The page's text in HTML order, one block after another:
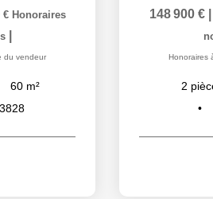
€ Honoraires
du vendeur
49m²
195 520 €
Honoraires
4